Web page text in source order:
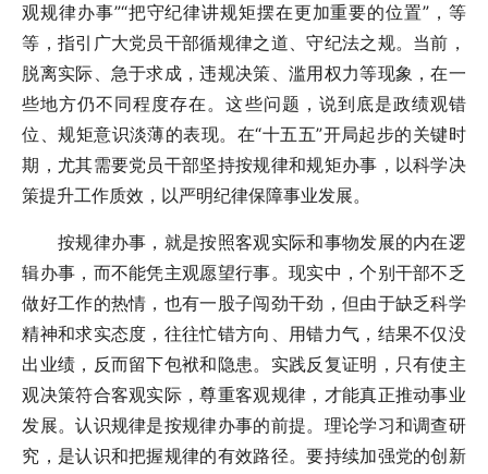
观规律办事”“把守纪律讲规矩摆在更加重要的位置”，等
等，指引广大党员干部循规律之道、守纪法之规。当前，
脱离实际、急于求成，违规决策、滥用权力等现象，在一
些地方仍不同程度存在。这些问题，说到底是政绩观错
位、规矩意识淡薄的表现。在“十五五”开局起步的关键时
期，尤其需要党员干部坚持按规律和规矩办事，以科学决
策提升工作质效，以严明纪律保障事业发展。
按规律办事，就是按照客观实际和事物发展的内在逻
辑办事，而不能凭主观愿望行事。现实中，个别干部不乏
做好工作的热情，也有一股子闯劲干劲，但由于缺乏科学
精神和求实态度，往往忙错方向、用错力气，结果不仅没
出业绩，反而留下包袱和隐患。实践反复证明，只有使主
观决策符合客观实际，尊重客观规律，才能真正推动事业
发展。认识规律是按规律办事的前提。理论学习和调查研
究，是认识和把握规律的有效路径。要持续加强党的创新